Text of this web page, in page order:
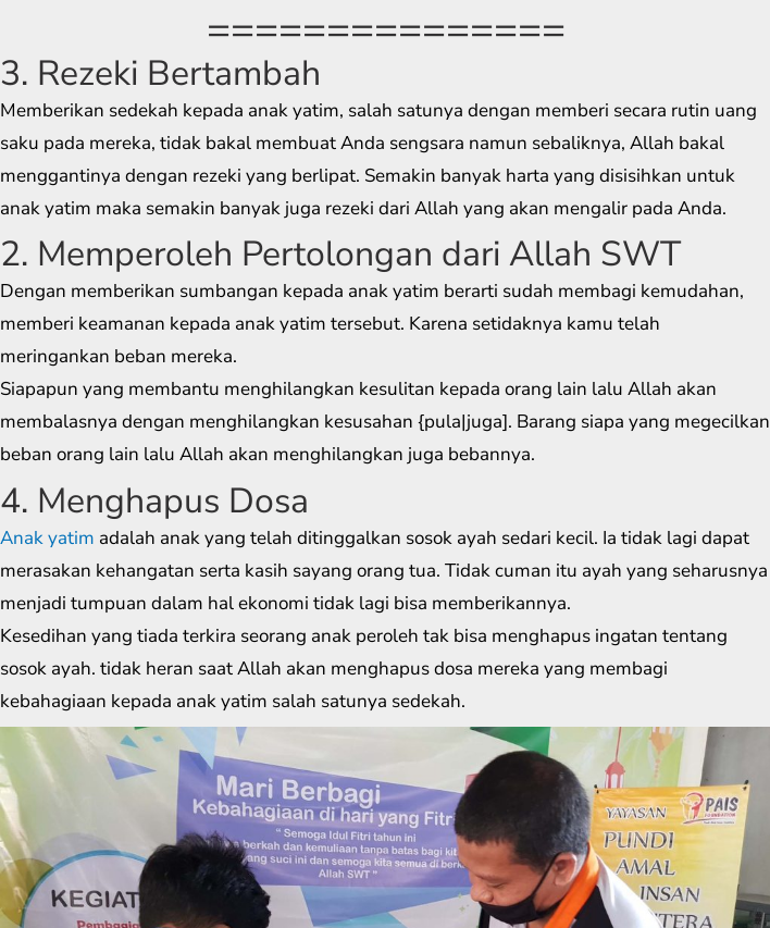
===============
3. Rezeki Bertambah
Memberikan sedekah kepada anak yatim, salah satunya dengan memberi secara rutin uang
saku pada mereka, tidak bakal membuat Anda sengsara namun sebaliknya, Allah bakal
menggantinya dengan rezeki yang berlipat. Semakin banyak harta yang disisihkan untuk
anak yatim maka semakin banyak juga rezeki dari Allah yang akan mengalir pada Anda.
2. Memperoleh Pertolongan dari Allah SWT
Dengan memberikan sumbangan kepada anak yatim berarti sudah membagi kemudahan,
memberi keamanan kepada anak yatim tersebut. Karena setidaknya kamu telah
meringankan beban mereka.
Siapapun yang membantu menghilangkan kesulitan kepada orang lain lalu Allah akan
membalasnya dengan menghilangkan kesusahan {pula|juga]. Barang siapa yang megecilkan
beban orang lain lalu Allah akan menghilangkan juga bebannya.
4. Menghapus Dosa
Anak yatim adalah anak yang telah ditinggalkan sosok ayah sedari kecil. Ia tidak lagi dapat
merasakan kehangatan serta kasih sayang orang tua. Tidak cuman itu ayah yang seharusnya
menjadi tumpuan dalam hal ekonomi tidak lagi bisa memberikannya.
Kesedihan yang tiada terkira seorang anak peroleh tak bisa menghapus ingatan tentang
sosok ayah. tidak heran saat Allah akan menghapus dosa mereka yang membagi
kebahagiaan kepada anak yatim salah satunya sedekah.